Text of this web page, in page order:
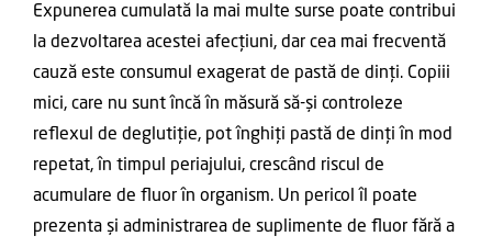
Expunerea cumulată la mai multe surse poate contribui
la dezvoltarea acestei afecțiuni, dar cea mai frecventă
cauză este consumul exagerat de pastă de dinți. Copiii
mici, care nu sunt încă în măsură să-și controleze
reflexul de deglutiție, pot înghiți pastă de dinți în mod
repetat, în timpul periajului, crescând riscul de
acumulare de fluor în organism. Un pericol îl poate
prezenta și administrarea de suplimente de fluor fără a